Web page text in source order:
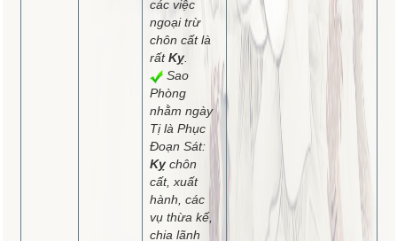
các việc
ngoại trừ
chôn cất là
rấtKỵ.
Sao
Phòng
nhằm ngày
Tị là Phục
Đoạn Sát:
Kỵchôn
cất, xuất
hành, các
vụ thừa kế,
chia lãnh